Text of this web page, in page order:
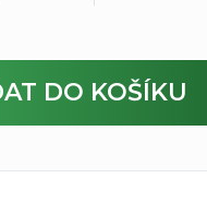
DO KOŠÍKU